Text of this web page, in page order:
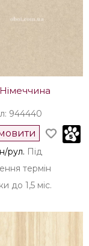
944440
рул. Під
термін
до 1,5 міс.